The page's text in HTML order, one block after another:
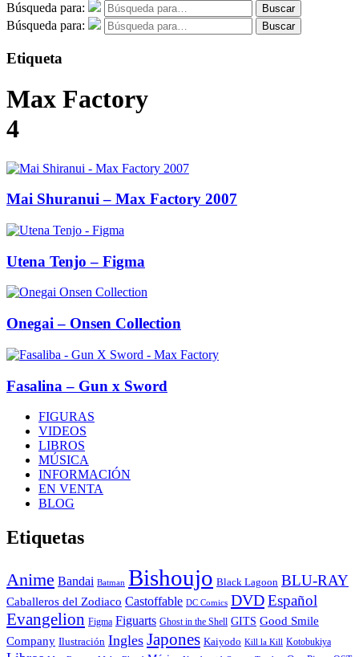
Búsqueda para: Buscar
Búsqueda para: Buscar
Etiqueta
Max Factory
4
Mai Shuranui – Max Factory 2007
Utena Tenjo – Figma
Onegai – Onsen Collection
Fasalina – Gun x Sword
FIGURAS
VIDEOS
LIBROS
MÚSICA
INFORMACIÓN
EN VENTA
BLOG
Etiquetas
Anime Bandai Batman Bishoujo Black Lagoon BLU-RAY
Caballeros del Zodiaco Castoffable DC Comics DVDEspañol
Evangelion Figma Figuarts Ghost in the Shell GITS Good Smile
Company Ilustración Ingles Japones Kaiyodo Kill la Kill Kotobukiya